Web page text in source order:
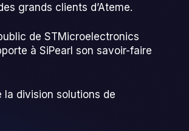
grands clients d’Ateme.
de STMicroelectronics
à SiPearl son savoir-faire
division solutions de